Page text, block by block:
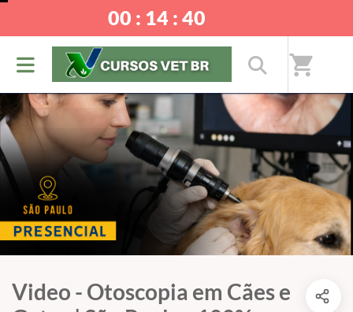
shopping_cart
00 : 14 : 40
Video - Otoscopia em Cães e